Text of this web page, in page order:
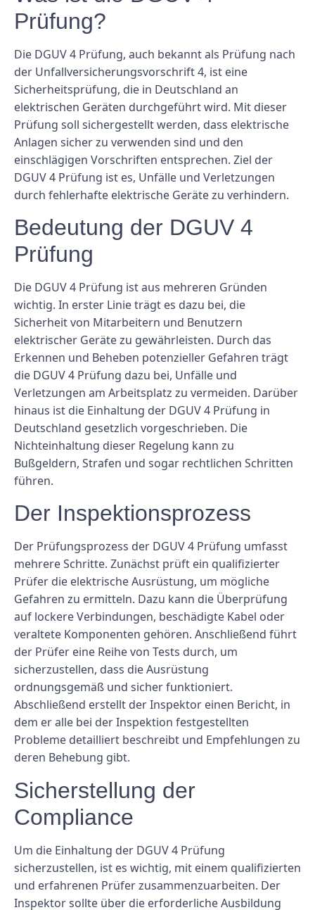
Prüfung?
Die DGUV 4 Prüfung, auch bekannt als Prüfung nach
der Unfallversicherungsvorschrift 4, ist eine
Sicherheitsprüfung, die in Deutschland an
elektrischen Geräten durchgeführt wird. Mit dieser
Prüfung soll sichergestellt werden, dass elektrische
Anlagen sicher zu verwenden sind und den
einschlägigen Vorschriften entsprechen. Ziel der
DGUV 4 Prüfung ist es, Unfälle und Verletzungen
durch fehlerhafte elektrische Geräte zu verhindern.
Bedeutung der DGUV 4
Prüfung
Die DGUV 4 Prüfung ist aus mehreren Gründen
wichtig. In erster Linie trägt es dazu bei, die
Sicherheit von Mitarbeitern und Benutzern
elektrischer Geräte zu gewährleisten. Durch das
Erkennen und Beheben potenzieller Gefahren trägt
die DGUV 4 Prüfung dazu bei, Unfälle und
Verletzungen am Arbeitsplatz zu vermeiden. Darüber
hinaus ist die Einhaltung der DGUV 4 Prüfung in
Deutschland gesetzlich vorgeschrieben. Die
Nichteinhaltung dieser Regelung kann zu
Bußgeldern, Strafen und sogar rechtlichen Schritten
führen.
Der Inspektionsprozess
Der Prüfungsprozess der DGUV 4 Prüfung umfasst
mehrere Schritte. Zunächst prüft ein qualifizierter
Prüfer die elektrische Ausrüstung, um mögliche
Gefahren zu ermitteln. Dazu kann die Überprüfung
auf lockere Verbindungen, beschädigte Kabel oder
veraltete Komponenten gehören. Anschließend führt
der Prüfer eine Reihe von Tests durch, um
sicherzustellen, dass die Ausrüstung
ordnungsgemäß und sicher funktioniert.
Abschließend erstellt der Inspektor einen Bericht, in
dem er alle bei der Inspektion festgestellten
Probleme detailliert beschreibt und Empfehlungen zu
deren Behebung gibt.
Sicherstellung der
Compliance
Um die Einhaltung der DGUV 4 Prüfung
sicherzustellen, ist es wichtig, mit einem qualifizierten
und erfahrenen Prüfer zusammenzuarbeiten. Der
Inspektor sollte über die erforderliche Ausbildung